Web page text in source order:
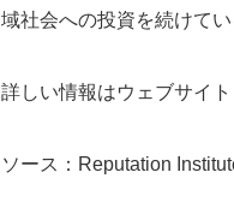
域社会への投資を続けてい
詳しい情報はウェブサイト
ソース：Reputation